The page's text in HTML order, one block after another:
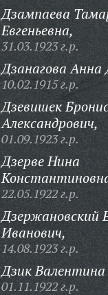
Дзампаева
Евгеньевна,
31.03.1923 г.р.
Дзанагова Анна
10.02.1915 г.р.
Дзевишек
Александрович,
01.09.1923 г.р.
Дзерве Нина
22.05.1922 г.р.
Дзержановский
Иванович,
14.08.1923 г.р.
Дзик Валентина
01.11.1922 г.р.